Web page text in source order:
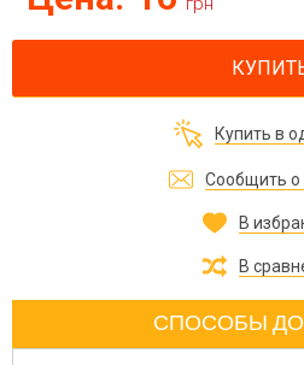
Купить в
Сообщить о
В
В
СПОСОБЫ